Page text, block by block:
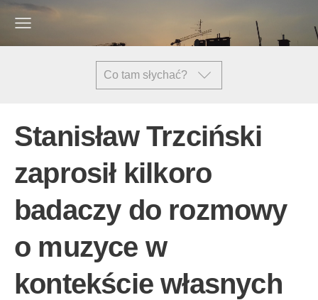
Co tam słychać?
Stanisław Trzciński
zaprosił kilkoro
badaczy do rozmowy
o muzyce w
kontekście własnych